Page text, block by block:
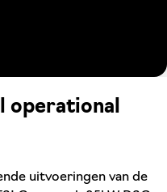
operational
uitvoeringen van de